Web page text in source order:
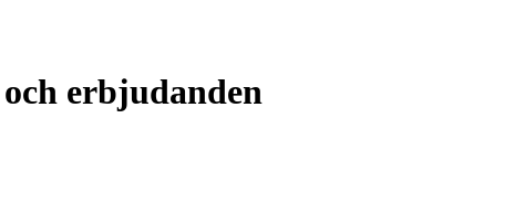
erbjudanden